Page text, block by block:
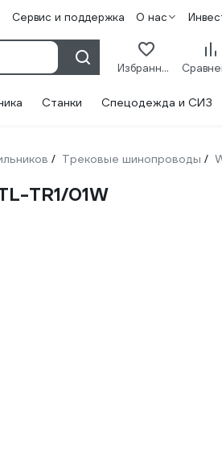
Сервис и поддержка О нас
Избранное
Станки Спецодежда и СИЗ
/ Трековые шинопроводы /
TR1/01W